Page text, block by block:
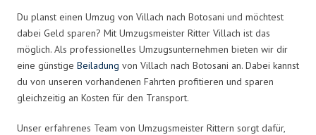
Du planst einen Umzug von Villach nach Botosani und möchtest
dabei Geld sparen? Mit Umzugsmeister Ritter Villach ist das
möglich. Als professionelles Umzugsunternehmen bieten wir dir
eine günstige Beiladung von Villach nach Botosani an. Dabei kannst
du von unseren vorhandenen Fahrten profitieren und sparen
gleichzeitig an Kosten für den Transport.
Unser erfahrenes Team von Umzugsmeister Rittern sorgt dafür,